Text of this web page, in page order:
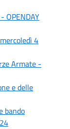
OPENDAY
4
Armate -
e delle
bando